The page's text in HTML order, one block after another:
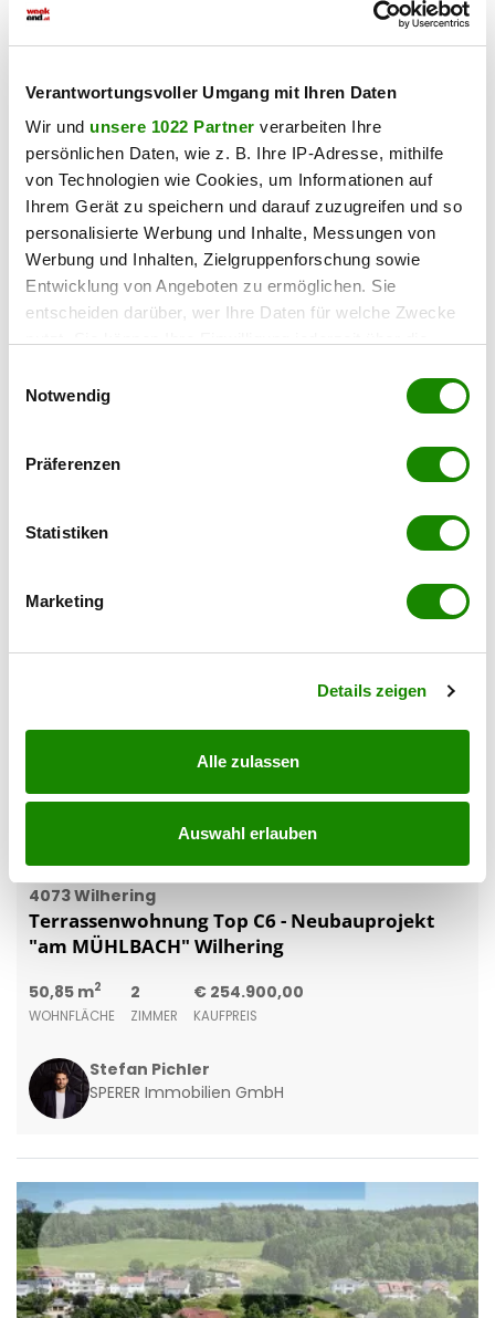
Verantwortungsvoller Umgang mit Ihren Daten
Wir und unsere 1022 Partner verarbeiten Ihre
persönlichen Daten, wie z. B. Ihre IP-Adresse, mithilfe
von Technologien wie Cookies, um Informationen auf
Ihrem Gerät zu speichern und darauf zuzugreifen und so
personalisierte Werbung und Inhalte, Messungen von
Werbung und Inhalten, Zielgruppenforschung sowie
Entwicklung von Angeboten zu ermöglichen. Sie
entscheiden darüber, wer Ihre Daten für welche Zwecke
Trigger Symbol ändern oder widerrufen
Informationen über Ihre geografische Lage
können
bestimmten Merkmalen (Fingerprinting) identifizieren
Erfahren Sie mehr darüber, wie Ihre persönlichen Daten
Notwendig
Präferenzen
Statistiken
Marketing
Details zeigen
Alle zulassen
Auswahl erlauben
4073 Wilhering
Terrassenwohnung Top C7 - Neubauprojekt
"am MÜHLBACH" Wilhering
69,46 m2
Stefan Pichler
4073 Wilhering
Terrassenwohnung Top C6 - Neubauprojekt
"am MÜHLBACH" Wilhering
50,85 m2
WOHNFLÄCHE
2
ZIMMER
€ 254.900,00
KAUFPREIS
Stefan Pichler
SPERER Immobilien GmbH